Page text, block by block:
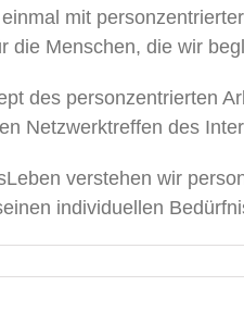
mit
die Menschen, die wir
des personzentrierten
Netzwerktreffen des
verstehen wir
individuellen